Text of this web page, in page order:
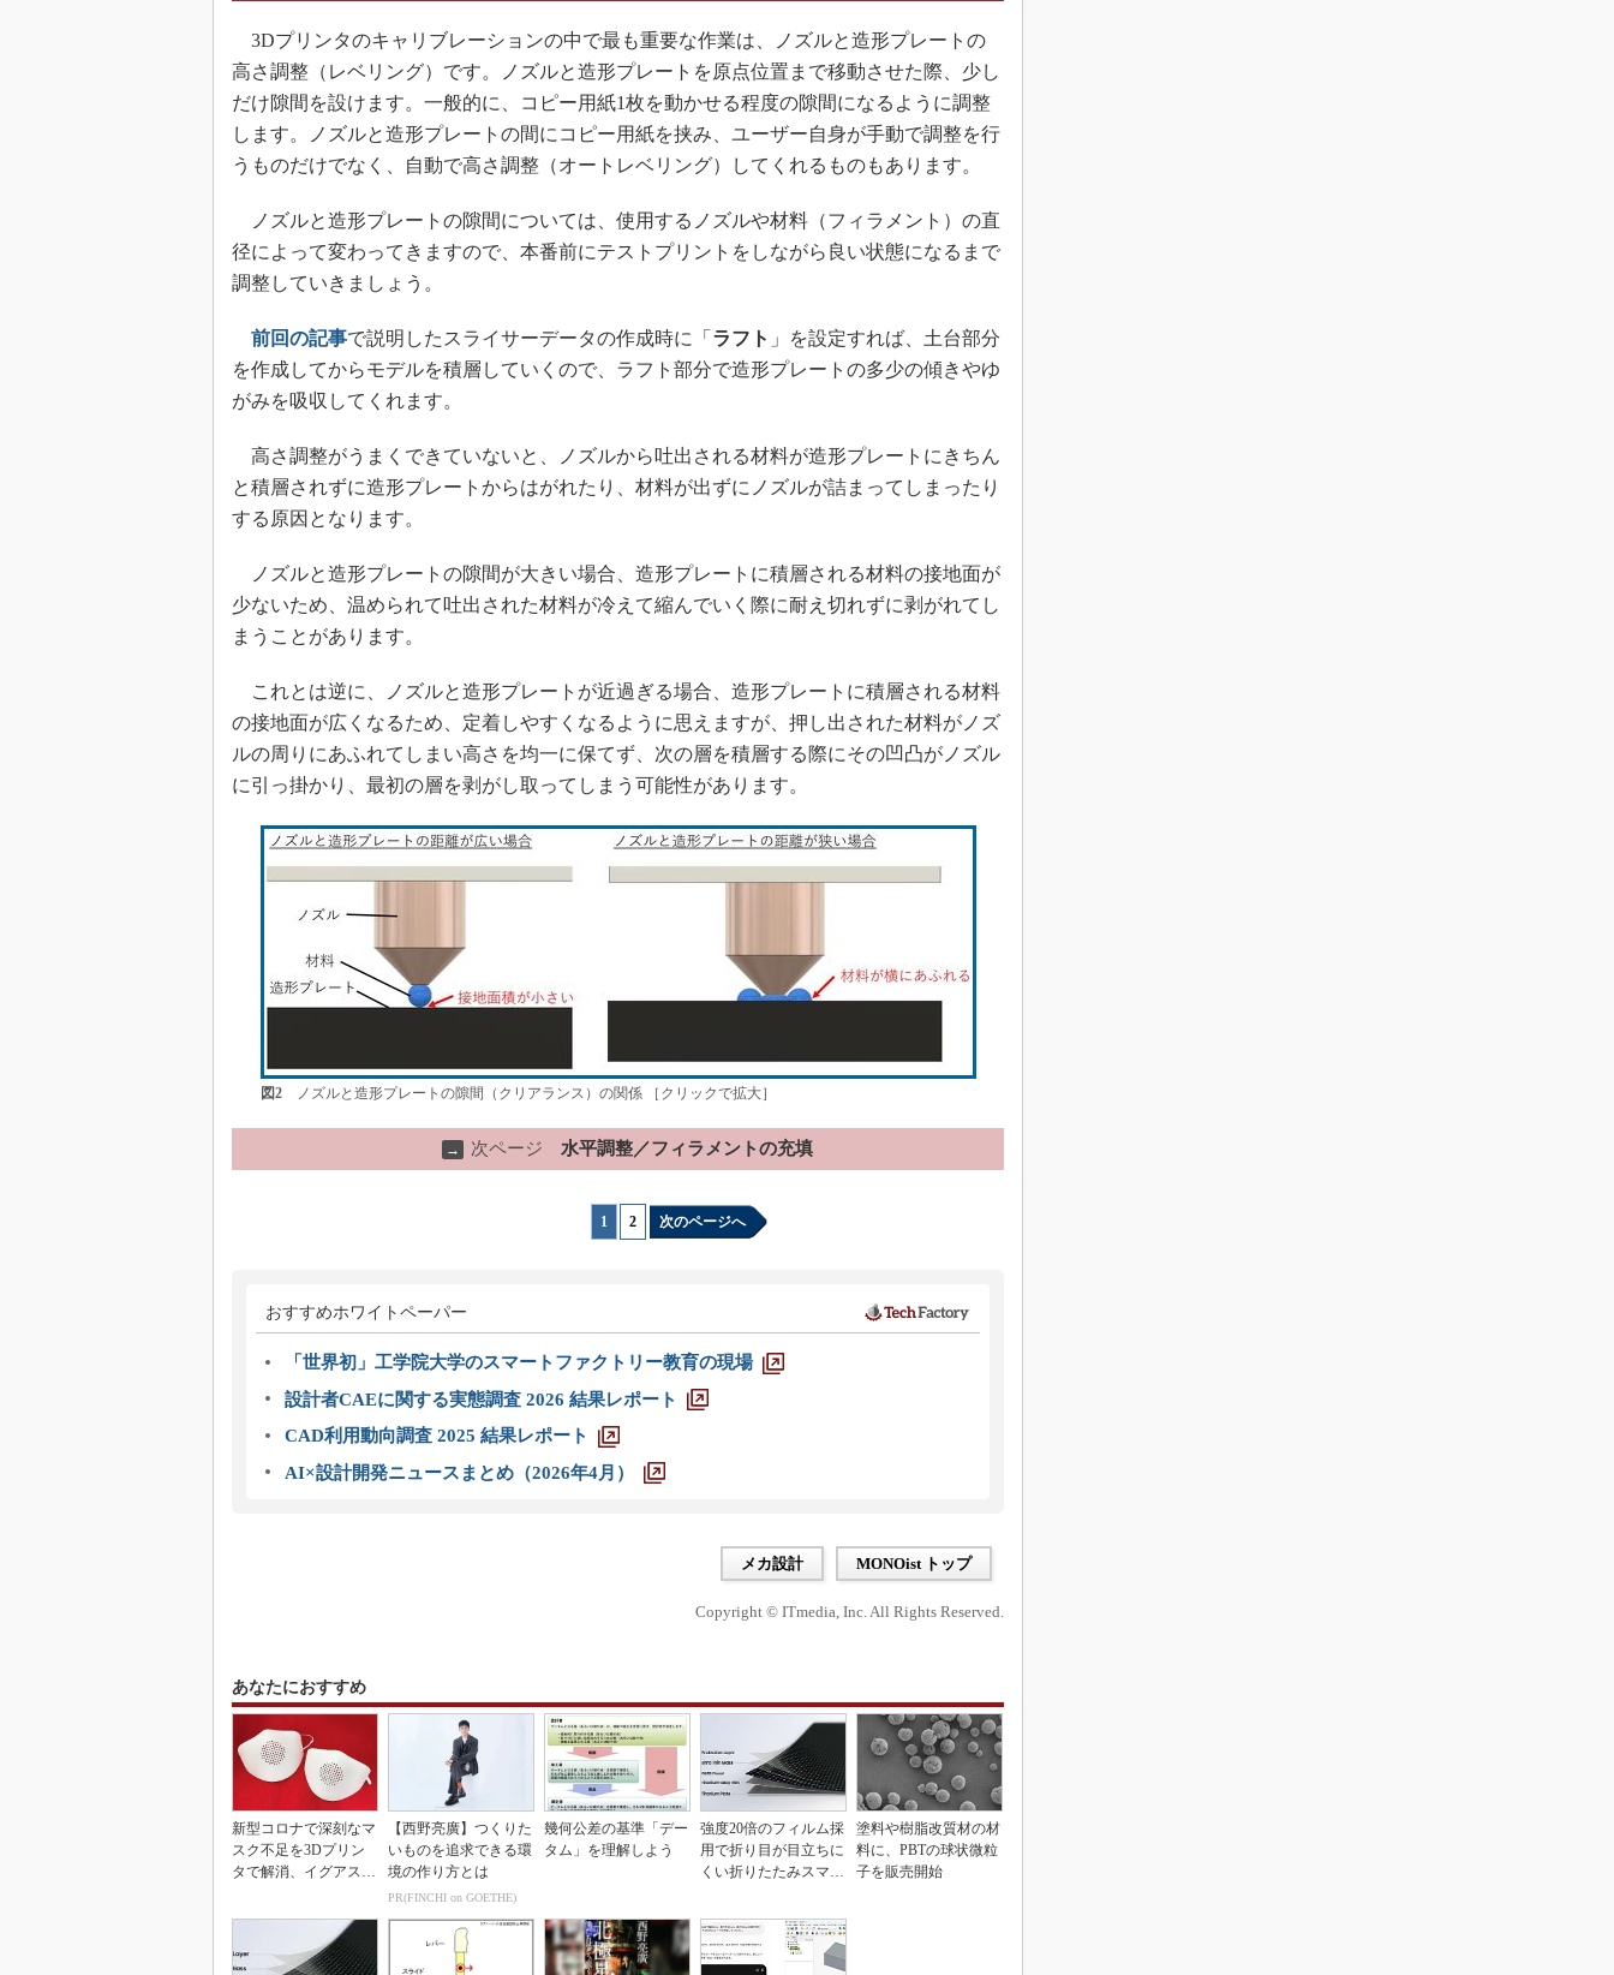
3Dプリンタのキャリブレーションの中で最も重要な作業は、ノズルと造形プレートの
高さ調整（レベリング）です。ノズルと造形プレートを原点位置まで移動させた際、少し
だけ隙間を設けます。一般的に、コピー用紙1枚を動かせる程度の隙間になるように調整
します。ノズルと造形プレートの間にコピー用紙を挟み、ユーザー自身が手動で調整を行
うものだけでなく、自動で高さ調整（オートレベリング）してくれるものもあります。
ノズルと造形プレートの隙間については、使用するノズルや材料（フィラメント）の直
径によって変わってきますので、本番前にテストプリントをしながら良い状態になるまで
調整していきましょう。
前回の記事で説明したスライサーデータの作成時に「 ラフト 」を設定すれば、土台部分
を作成してからモデルを積層していくので、ラフト部分で造形プレートの多少の傾きやゆ
がみを吸収してくれます。
高さ調整がうまくできていないと、ノズルから吐出される材料が造形プレートにきちん
と積層されずに造形プレートからはがれたり、材料が出ずにノズルが詰まってしまったり
する原因となります。
ノズルと造形プレートの隙間が大きい場合、造形プレートに積層される材料の接地面が
少ないため、温められて吐出された材料が冷えて縮んでいく際に耐え切れずに剥がれてし
まうことがあります。
これとは逆に、ノズルと造形プレートが近過ぎる場合、造形プレートに積層される材料
の接地面が広くなるため、定着しやすくなるように思えますが、押し出された材料がノズ
ルの周りにあふれてしまい高さを均一に保てず、次の層を積層する際にその凹凸がノズル
に引っ掛かり、最初の層を剥がし取ってしまう可能性があります。
図2ノズルと造形プレートの隙間（クリアランス）の関係 ［クリックで拡大］
→ 次ページ 水平調整／フィラメントの充填
1 2 次のページへ
おすすめホワイトペーパー
「世界初」工学院大学のスマートファクトリー教育の現場
設計者CAEに関する実態調査 2026 結果レポート
CAD利用動向調査 2025 結果レポート
AI×設計開発ニュースまとめ（2026年4月）
メカ設計 MONOist トップ
Copyright © ITmedia, Inc. All Rights Reserved.
あなたにおすすめ
新型コロナで深刻なマ
スク不足を3Dプリン
タで解消、イグアスが
【西野亮廣】つくりた
いものを追求できる環
境の作り方とは
PR(FINCHI on GOETHE)
幾何公差の基準「デー
タム」を理解しよう
強度20倍のフィルム採
用で折り目が目立ちに
くい折りたたみスマホ
塗料や樹脂改質材の材
料に、PBTの球状微粒
子を販売開始